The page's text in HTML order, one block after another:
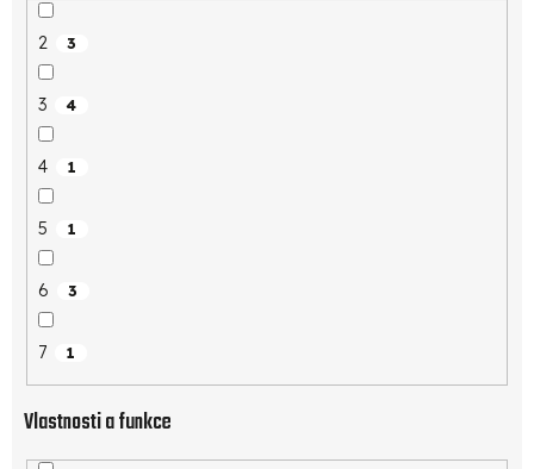
2 3
3 4
4 1
5 1
6 3
7 1
Vlastnosti a funkce